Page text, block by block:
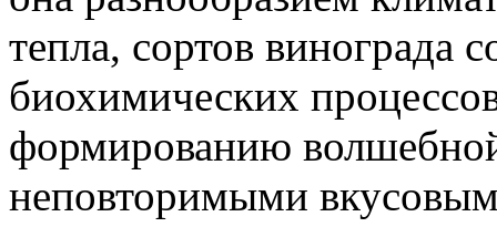
тепла, сортов винограда
биохимических
формированию
неповторимыми